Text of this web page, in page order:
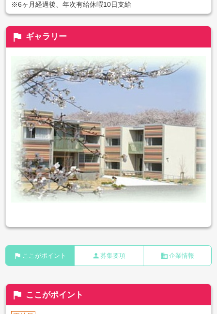
※6ヶ月経過後、年次有給休暇10日支給
flag ギャラリー
flag ここがポイント person 募集要項 business 企業情報
flag ここがポイント